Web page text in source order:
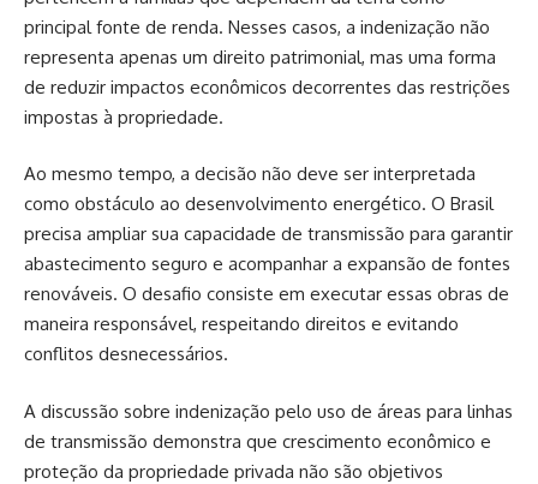
principal fonte de renda. Nesses casos, a indenização não
representa apenas um direito patrimonial, mas uma forma
de reduzir impactos econômicos decorrentes das restrições
impostas à propriedade.
Ao mesmo tempo, a decisão não deve ser interpretada
como obstáculo ao desenvolvimento energético. O Brasil
precisa ampliar sua capacidade de transmissão para garantir
abastecimento seguro e acompanhar a expansão de fontes
renováveis. O desafio consiste em executar essas obras de
maneira responsável, respeitando direitos e evitando
conflitos desnecessários.
A discussão sobre indenização pelo uso de áreas para linhas
de transmissão demonstra que crescimento econômico e
proteção da propriedade privada não são objetivos